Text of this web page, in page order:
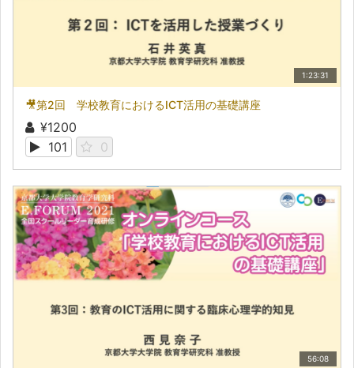
1:23:31
🎥第2回 学校教育におけるICT活用の基礎講座
¥1200
101
0
56:08